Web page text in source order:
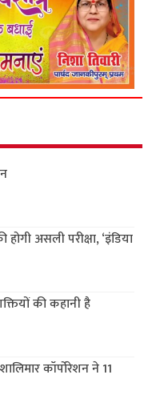
असली परीक्षा, ‘इंडिया
की कहानी है
कॉर्पोरेशन ने 11